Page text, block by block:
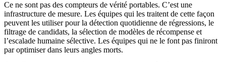
Ce ne sont pas des compteurs de vérité portables. C’est une
infrastructure de mesure. Les équipes qui les traitent de cette façon
peuvent les utiliser pour la détection quotidienne de régressions, le
filtrage de candidats, la sélection de modèles de récompense et
l’escalade humaine sélective. Les équipes qui ne le font pas finiront
par optimiser dans leurs angles morts.